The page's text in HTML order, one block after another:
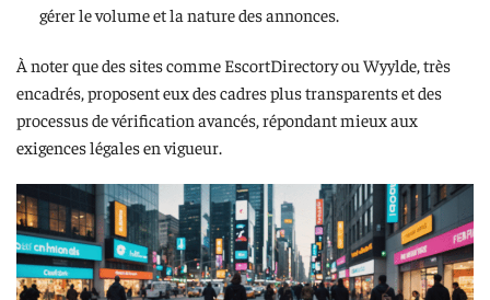
gérer le volume et la nature des annonces.
À noter que des sites comme EscortDirectory ou Wyylde, très
encadrés, proposent eux des cadres plus transparents et des
processus de vérification avancés, répondant mieux aux
exigences légales en vigueur.